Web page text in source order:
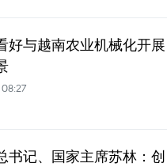
好与越南农业机械化开展
书记、国家主席苏林：创